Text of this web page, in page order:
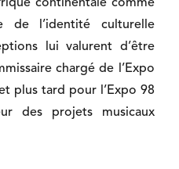
continentale comme
de l’identité culturelle
lui valurent d’être
chargé de l’Expo
plus tard pour l’Expo 98
des projets musicaux